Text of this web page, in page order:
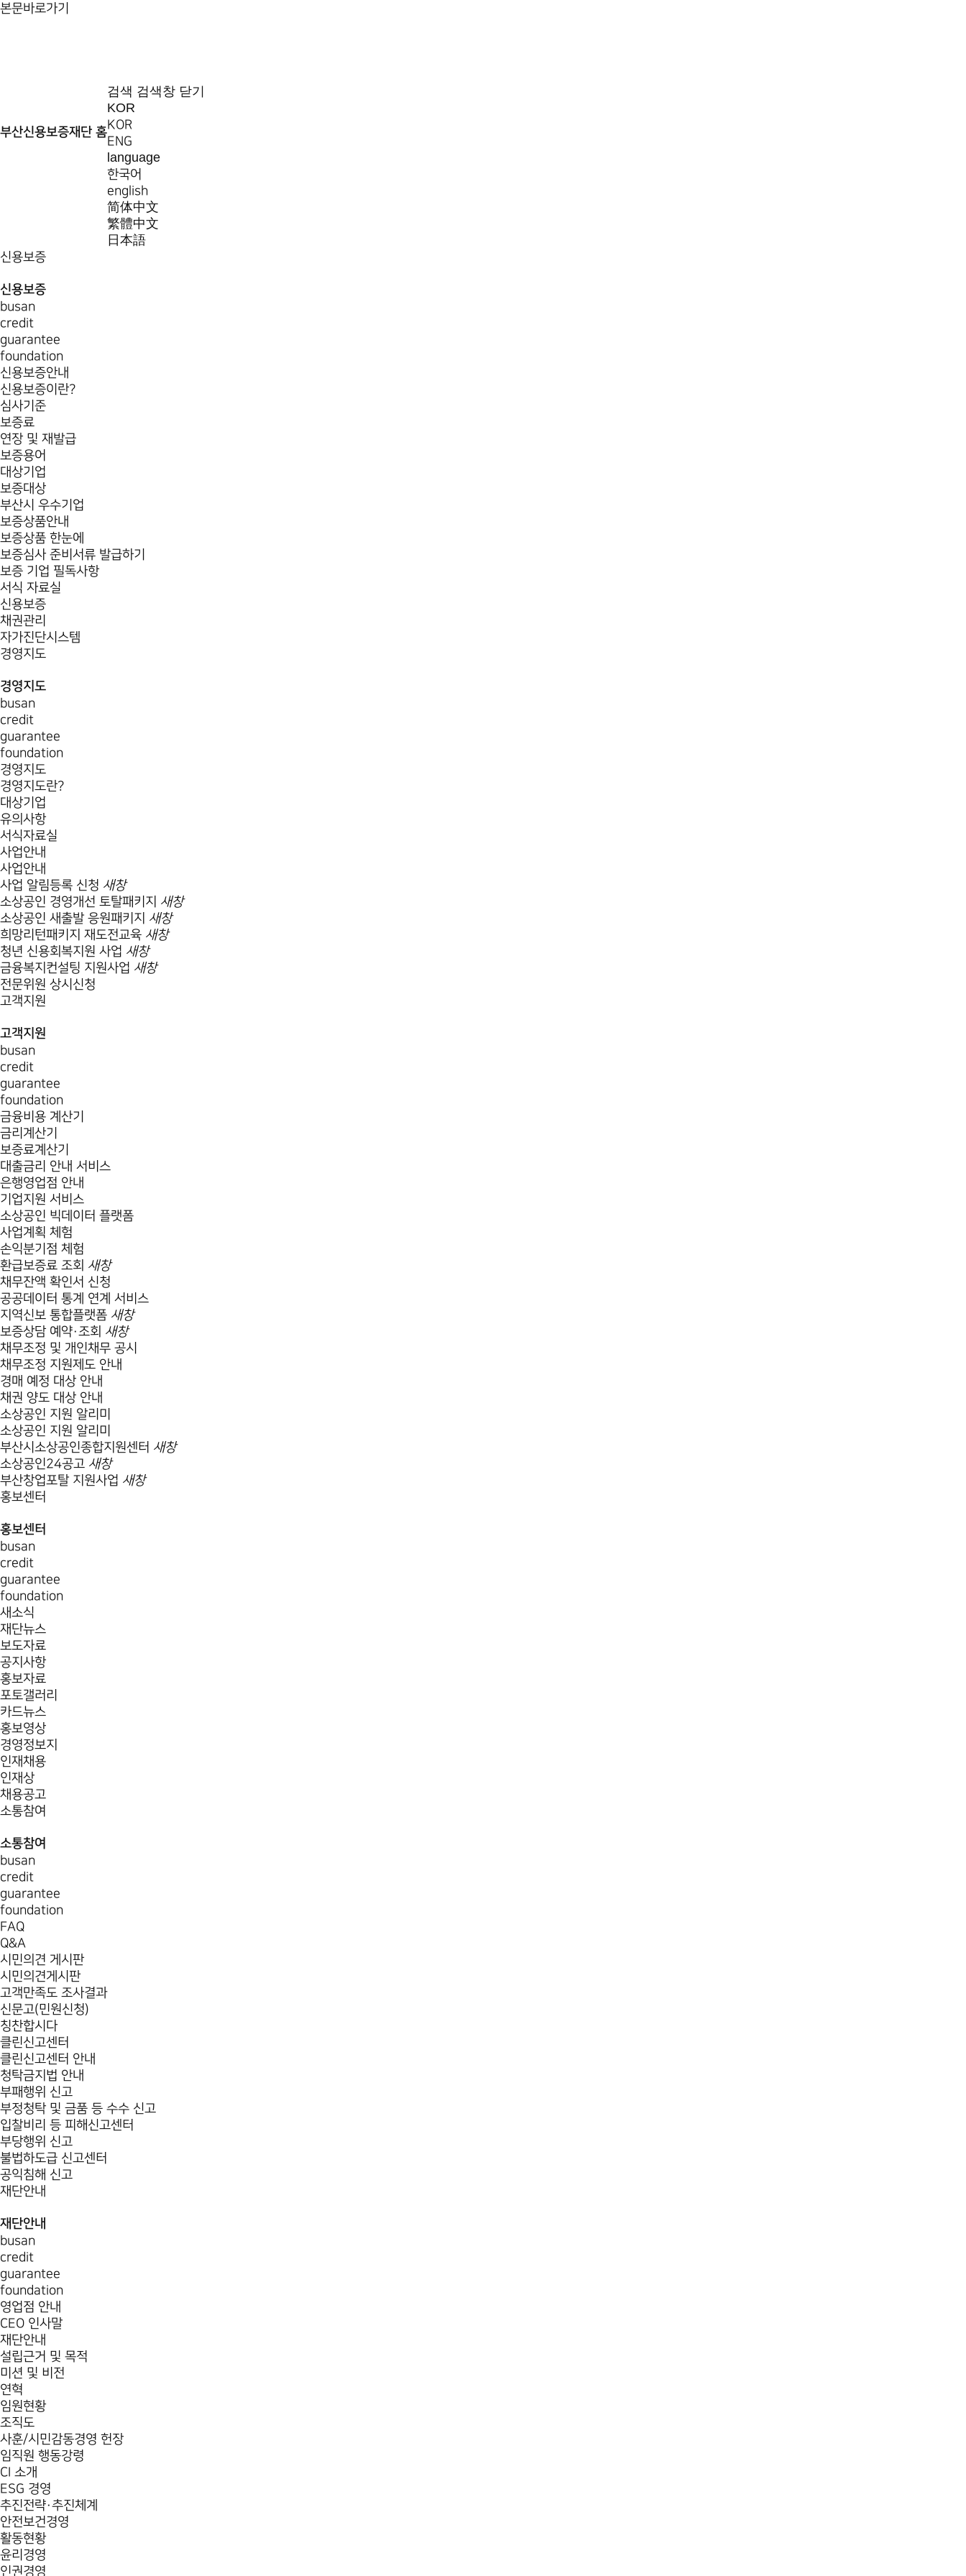
본문바로가기
부산신용보증재단 홈
검색 검색창 닫기
KOR
KOR
ENG
language
한국어
english
简体中文
繁體中文
日本語
신용보증
신용보증
busan
credit
guarantee
foundation
신용보증안내
신용보증이란?
심사기준
보증료
연장 및 재발급
보증용어
대상기업
보증대상
부산시 우수기업
보증상품안내
보증상품 한눈에
보증심사 준비서류 발급하기
보증 기업 필독사항
서식 자료실
신용보증
채권관리
자가진단시스템
경영지도
경영지도
busan
credit
guarantee
foundation
경영지도
경영지도란?
대상기업
유의사항
서식자료실
사업안내
사업안내
사업 알림등록 신청 새창
소상공인 경영개선 토탈패키지 새창
소상공인 새출발 응원패키지 새창
희망리턴패키지 재도전교육 새창
청년 신용회복지원 사업 새창
금융복지컨설팅 지원사업 새창
전문위원 상시신청
고객지원
고객지원
busan
credit
guarantee
foundation
금융비용 계산기
금리계산기
보증료계산기
대출금리 안내 서비스
은행영업점 안내
기업지원 서비스
소상공인 빅데이터 플랫폼
사업계획 체험
손익분기점 체험
환급보증료 조회 새창
채무잔액 확인서 신청
공공데이터 통계 연계 서비스
지역신보 통합플랫폼 새창
보증상담 예약·조회 새창
채무조정 및 개인채무 공시
채무조정 지원제도 안내
경매 예정 대상 안내
채권 양도 대상 안내
소상공인 지원 알리미
소상공인 지원 알리미
부산시소상공인종합지원센터 새창
소상공인24공고 새창
부산창업포탈 지원사업 새창
홍보센터
홍보센터
busan
credit
guarantee
foundation
새소식
재단뉴스
보도자료
공지사항
홍보자료
포토갤러리
카드뉴스
홍보영상
경영정보지
인재채용
인재상
채용공고
소통참여
소통참여
busan
credit
guarantee
foundation
FAQ
Q&A
시민의견 게시판
시민의견게시판
고객만족도 조사결과
신문고(민원신청)
칭찬합시다
클린신고센터
클린신고센터 안내
청탁금지법 안내
부패행위 신고
부정청탁 및 금품 등 수수 신고
입찰비리 등 피해신고센터
부당행위 신고
불법하도급 신고센터
공익침해 신고
재단안내
재단안내
busan
credit
guarantee
foundation
영업점 안내
CEO 인사말
재단안내
설립근거 및 목적
미션 및 비전
연혁
임원현황
조직도
사훈/시민감동경영 헌장
임직원 행동강령
CI 소개
ESG 경영
추진전략·추진체계
안전보건경영
활동현황
윤리경영
인권경영